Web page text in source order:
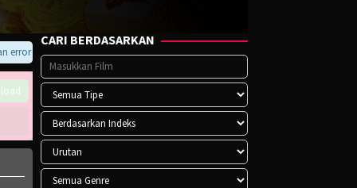
player atau saat download, hubungi kami di Telegram.
CARI BERDASARKAN